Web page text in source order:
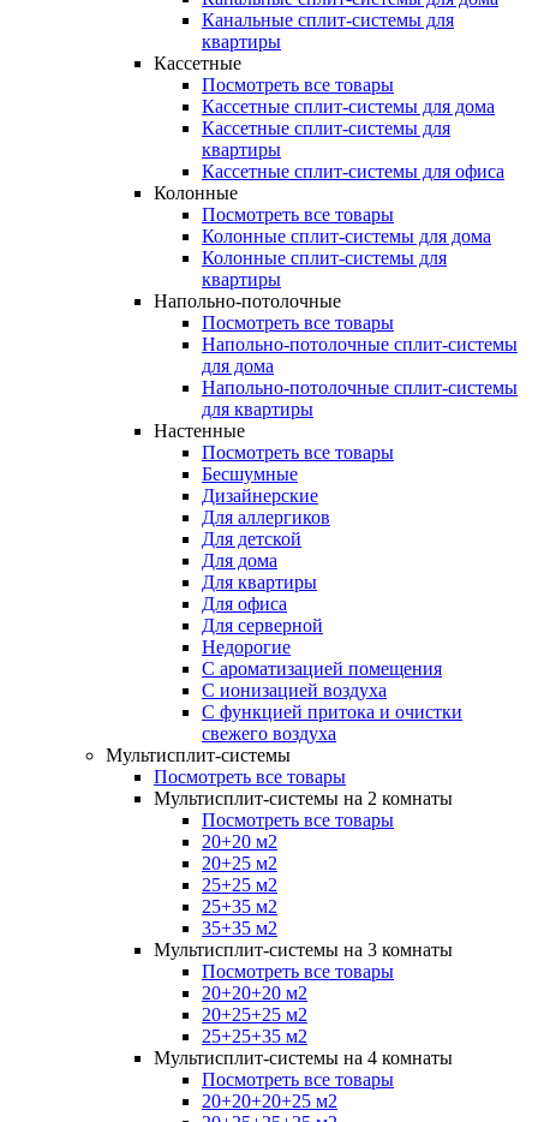
Канальные сплит-системы для
квартиры
Кассетные
Посмотреть все товары
Кассетные сплит-системы для дома
Кассетные сплит-системы для
квартиры
Кассетные сплит-системы для офиса
Колонные
Посмотреть все товары
Колонные сплит-системы для дома
Колонные сплит-системы для
квартиры
Напольно-потолочные
Посмотреть все товары
Напольно-потолочные сплит-системы
для дома
Напольно-потолочные сплит-системы
для квартиры
Настенные
Посмотреть все товары
Бесшумные
Дизайнерские
Для аллергиков
Для детской
Для дома
Для квартиры
Для офиса
Для серверной
Недорогие
С ароматизацией помещения
С ионизацией воздуха
С функцией притока и очистки
свежего воздуха
Мультисплит-системы
Посмотреть все товары
Мультисплит-системы на 2 комнаты
Посмотреть все товары
20+20 м2
20+25 м2
25+25 м2
25+35 м2
35+35 м2
Мультисплит-системы на 3 комнаты
Посмотреть все товары
20+20+20 м2
20+25+25 м2
25+25+35 м2
Мультисплит-системы на 4 комнаты
Посмотреть все товары
20+20+20+25 м2